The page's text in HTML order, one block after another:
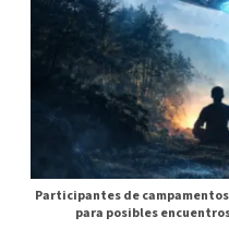
Participantes de
para posibles